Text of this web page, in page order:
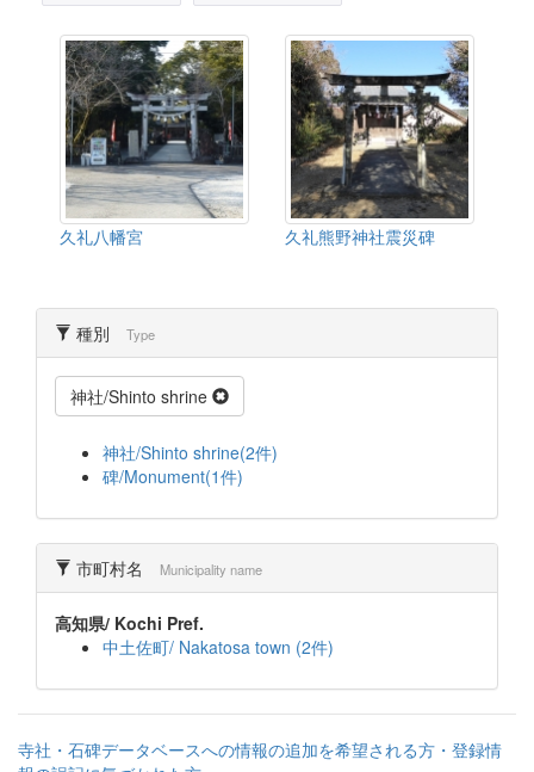
久礼八幡宮 久礼熊野神社震災碑
種別 Type
神社/Shinto shrine
神社/Shinto shrine(2件)
碑/Monument(1件)
市町村名 Municipality name
高知県/ Kochi Pref.
中土佐町/ Nakatosa town (2件)
寺社・石碑データベースへの情報の追加を希望される方・登録情